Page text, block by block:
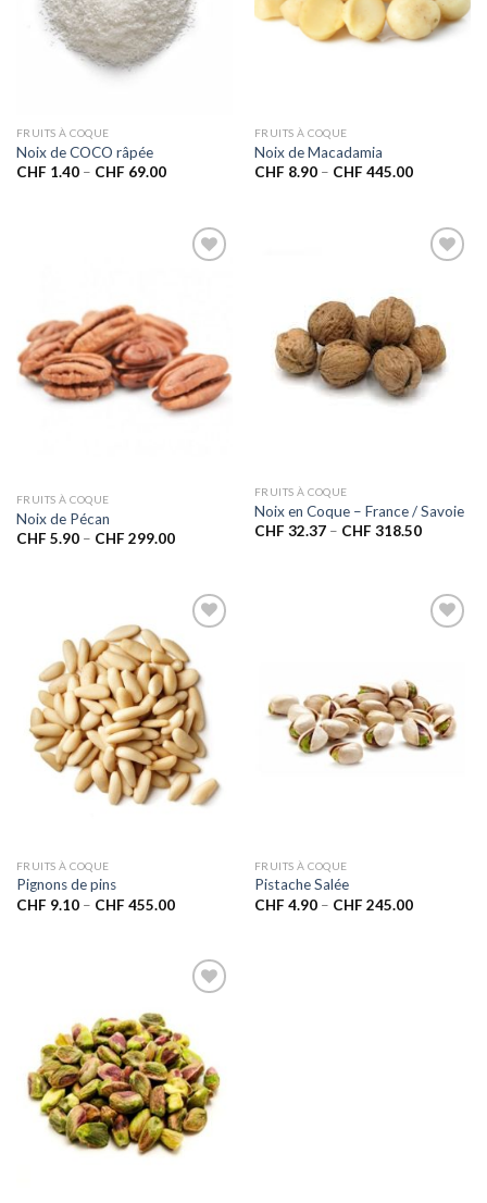
FRUITS À COQUE
Noix de COCO râpée
CHF 1.40– CHF 69.00
FRUITS À COQUE
Noix de Macadamia
CHF 8.90– CHF 445.00
souhaits
FRUITS À COQUE
Noix de Pécan
CHF 5.90– CHF 299.00
souhaits
FRUITS À COQUE
Noix en Coque – France / Savoie
CHF 32.37– CHF 318.50
Ajouter
à la liste
de
souhaits
FRUITS À COQUE
Pignons de pins
CHF 9.10– CHF 455.00
souhaits
FRUITS À COQUE
Pistache Salée
CHF 4.90– CHF 245.00
de
souhaits